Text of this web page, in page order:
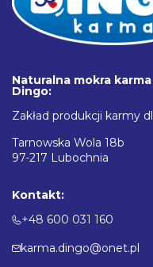
Naturalna mokra
Dingo:
Zakład produkcji karmy
Tarnowska Wola 18b
97-217 Lubochnia
Kontakt:
+48 600 031 160
karma.dingo@onet.pl